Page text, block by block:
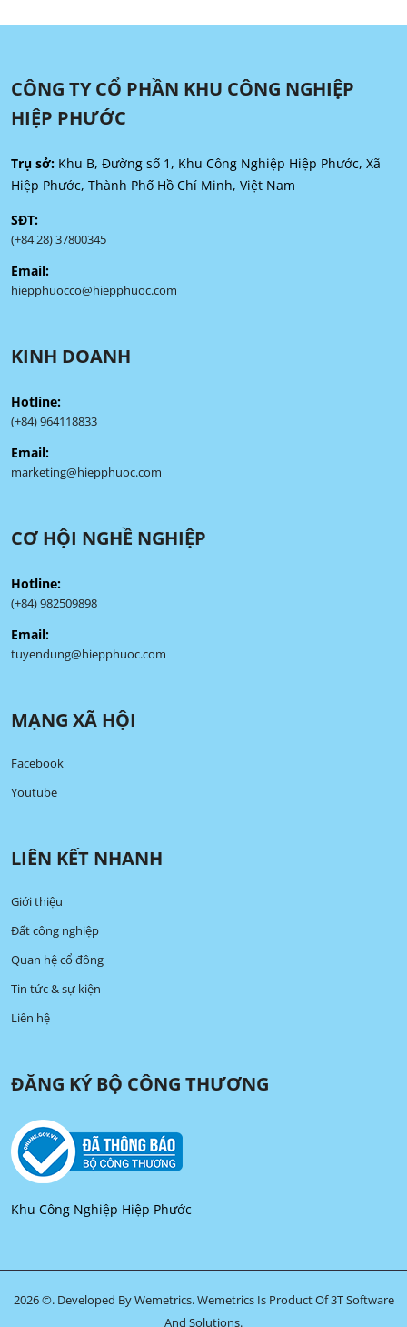
CÔNG TY CỔ PHẦN KHU CÔNG NGHIỆP
HIỆP PHƯỚC
Trụ sở: Khu B, Đường số 1, Khu Công Nghiệp Hiệp Phước, Xã
Hiệp Phước, Thành Phố Hồ Chí Minh, Việt Nam
SĐT:
(+84 28) 37800345
Email:
hiepphuocco@hiepphuoc.com
KINH DOANH
Hotline:
(+84) 964118833
Email:
marketing@hiepphuoc.com
CƠ HỘI NGHỀ NGHIỆP
Hotline:
(+84) 982509898
Email:
tuyendung@hiepphuoc.com
MẠNG XÃ HỘI
Facebook
Youtube
LIÊN KẾT NHANH
Giới thiệu
Đất công nghiệp
Quan hệ cổ đông
Tin tức & sự kiện
Liên hệ
ĐĂNG KÝ BỘ CÔNG THƯƠNG
Khu Công Nghiệp Hiệp Phước
2026 ©. Developed By Wemetrics.Wemetrics Is Product Of 3T Software
And Solutions.